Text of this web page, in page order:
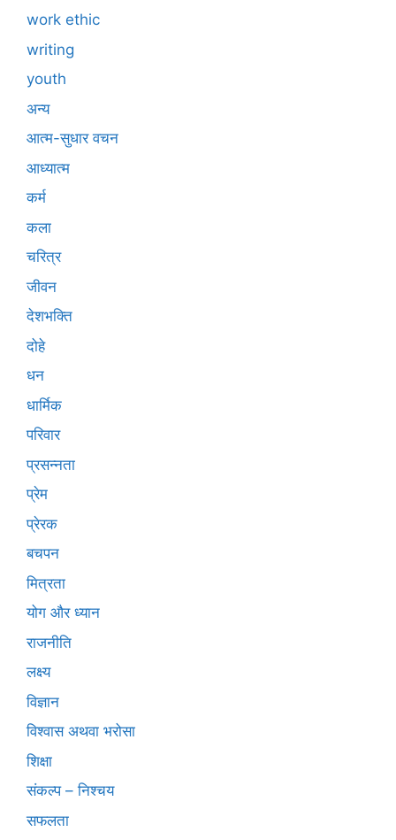
work ethic
writing
youth
अन्य
आत्म-सुधार वचन
आध्यात्म
कर्म
कला
चरित्र
जीवन
देशभक्ति
दोहे
धन
धार्मिक
परिवार
प्रसन्नता
प्रेम
प्रेरक
बचपन
मित्रता
योग और ध्यान
राजनीति
लक्ष्य
विज्ञान
विश्वास अथवा भरोसा
शिक्षा
संकल्प – निश्चय
सफलता